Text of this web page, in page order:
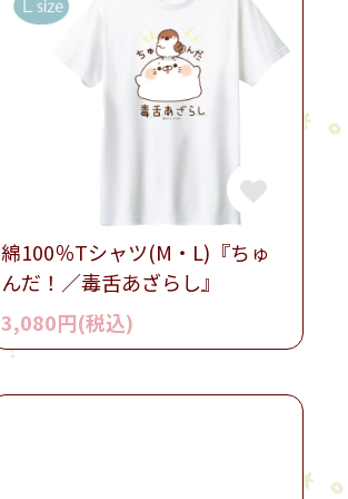
綿100％Tシャツ(M・L)『ちゅ
んだ！／毒舌あざらし』
3,080円(税込)